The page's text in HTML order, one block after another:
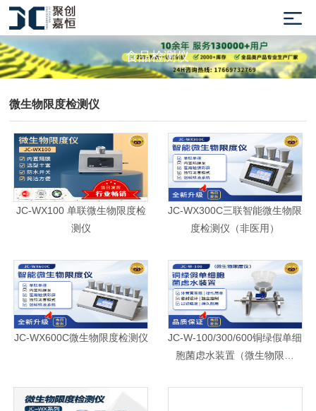
食品检测仪
微生物限度检测仪
JC-WX100 单联微生物限度检
测仪
JC-WX300C三联智能微生物限
度检测仪（非医用）
JC-WX600C微生物限度检测仪
JC-W-100/300/600铜绿假单细
胞菌虑水装置（微生物限度